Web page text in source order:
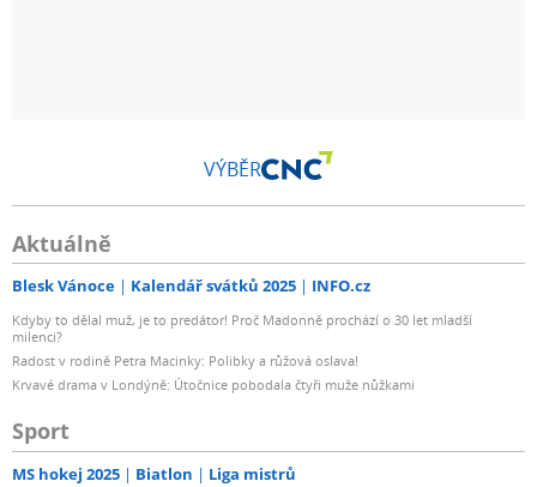
VÝBĚR
Aktuálně
Blesk Vánoce Kalendář svátků 2025 INFO.cz
Kdyby to dělal muž, je to predátor! Proč Madonně prochází o 30 let mladší
milenci?
Radost v rodině Petra Macinky: Polibky a růžová oslava!
Krvavé drama v Londýně: Útočnice pobodala čtyři muže nůžkami
Sport
MS hokej 2025 Biatlon Liga mistrů